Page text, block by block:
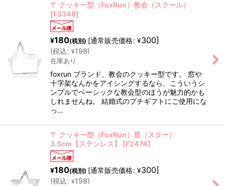
〒 クッキー型（FoxRun）教会（スクール）
[F3348]
¥180(税別) [通常販売価格: ¥300]
(税込: ¥198)
在庫あり
foxrun ブランド、教会のクッキー型です。 窓や
十字架なんかをアイシングするなら、こういうシ
ンプルでベーシックな教会型のほうが魅力的かも
しれませんね。 結婚式のプチギフトにご使用にな
っ…
〒 クッキー型（FoxRun）星（スター）
3.5cm【ステンレス】
[F2474]
¥180(税別) [通常販売価格: ¥300]
(税込: ¥198)